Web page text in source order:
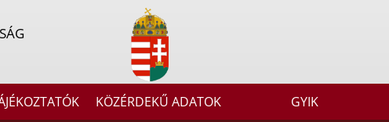
KÖZÉRDEKŰ ADATOK GYIK